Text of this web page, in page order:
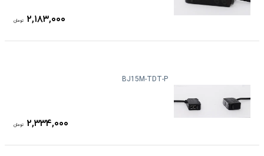
۲,۱۸۳,۰۰۰ تومان
BJ15M-TDT-P
۲,۳۳۴,۰۰۰ تومان